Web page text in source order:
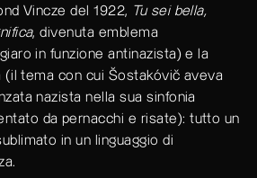
Vincze del 1922,
Tu sei bella,
, divenuta emblema
in funzione antinazista) e la
(il tema con cui Šostakóvič aveva
nazista nella sua sinfonia
da pernacchi e risate): tutto un
in un linguaggio di